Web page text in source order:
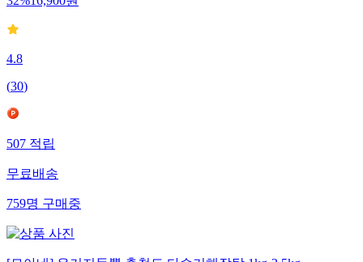
32%16,900원
4.8
(30)
507적립
무료배송
759명구매중